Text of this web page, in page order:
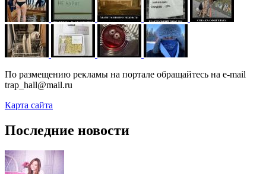
По размещению рекламы на портале обращайтесь на e-mail
trap_hall@mail.ru
Карта сайта
Последние новости